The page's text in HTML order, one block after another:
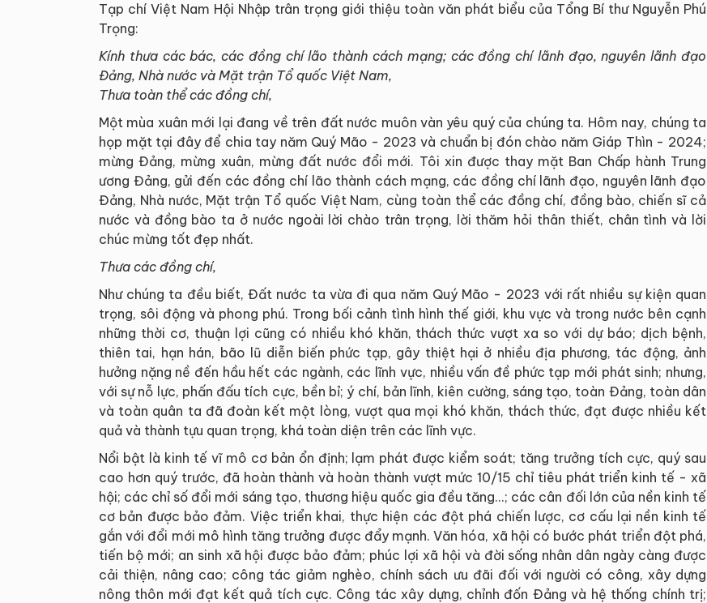
Tạp chí Việt Nam Hội Nhập trân trọng giới thiệu toàn văn phát biểu của Tổng Bí thư Nguyễn Phú
Trọng:
Kính thưa các bác, các đồng chí lão thành cách mạng; các đồng chí lãnh đạo, nguyên lãnh đạo
Đảng, Nhà nước và Mặt trận Tổ quốc Việt Nam,
Thưa toàn thể các đồng chí,
Một mùa xuân mới lại đang về trên đất nước muôn vàn yêu quý của chúng ta. Hôm nay, chúng ta
họp mặt tại đây để chia tay năm Quý Mão - 2023 và chuẩn bị đón chào năm Giáp Thìn - 2024;
mừng Đảng, mừng xuân, mừng đất nước đổi mới. Tôi xin được thay mặt Ban Chấp hành Trung
ương Đảng, gửi đến các đồng chí lão thành cách mạng, các đồng chí lãnh đạo, nguyên lãnh đạo
Đảng, Nhà nước, Mặt trận Tổ quốc Việt Nam, cùng toàn thể các đồng chí, đồng bào, chiến sĩ cả
nước và đồng bào ta ở nước ngoài lời chào trân trọng, lời thăm hỏi thân thiết, chân tình và lời
chúc mừng tốt đẹp nhất.
Thưa các đồng chí,
Như chúng ta đều biết, Đất nước ta vừa đi qua năm Quý Mão - 2023 với rất nhiều sự kiện quan
trọng, sôi động và phong phú. Trong bối cảnh tình hình thế giới, khu vực và trong nước bên cạnh
những thời cơ, thuận lợi cũng có nhiều khó khăn, thách thức vượt xa so với dự báo; dịch bệnh,
thiên tai, hạn hán, bão lũ diễn biến phức tạp, gây thiệt hại ở nhiều địa phương, tác động, ảnh
hưởng nặng nề đến hầu hết các ngành, các lĩnh vực, nhiều vấn đề phức tạp mới phát sinh; nhưng,
với sự nỗ lực, phấn đấu tích cực, bền bỉ; ý chí, bản lĩnh, kiên cường, sáng tạo, toàn Đảng, toàn dân
và toàn quân ta đã đoàn kết một lòng, vượt qua mọi khó khăn, thách thức, đạt được nhiều kết
quả và thành tựu quan trọng, khá toàn diện trên các lĩnh vực.
Nổi bật là kinh tế vĩ mô cơ bản ổn định; lạm phát được kiểm soát; tăng trưởng tích cực, quý sau
cao hơn quý trước, đã hoàn thành và hoàn thành vượt mức 10/15 chỉ tiêu phát triển kinh tế - xã
hội; các chỉ số đổi mới sáng tạo, thương hiệu quốc gia đều tăng...; các cân đối lớn của nền kinh tế
cơ bản được bảo đảm. Việc triển khai, thực hiện các đột phá chiến lược, cơ cấu lại nền kinh tế
gắn với đổi mới mô hình tăng trưởng được đẩy mạnh. Văn hóa, xã hội có bước phát triển đột phá,
tiến bộ mới; an sinh xã hội được bảo đảm; phúc lợi xã hội và đời sống nhân dân ngày càng được
cải thiện, nâng cao; công tác giảm nghèo, chính sách ưu đãi đối với người có công, xây dựng
nông thôn mới đạt kết quả tích cực. Công tác xây dựng, chỉnh đốn Đảng và hệ thống chính trị;